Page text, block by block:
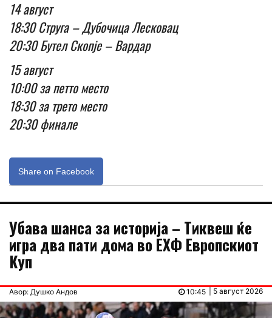
14 август
18:30 Струга – Дубочица Лесковац
20:30 Бутел Скопје – Вардар
15 август
10:00 за петто место
18:30 за трето место
20:30 финале
Share on Facebook
Убава шанса за историја – Тиквеш ќе
игра два пати дома во ЕХФ Европскиот
Куп
Авор: Душко Андов | 5 август 2026
10:45